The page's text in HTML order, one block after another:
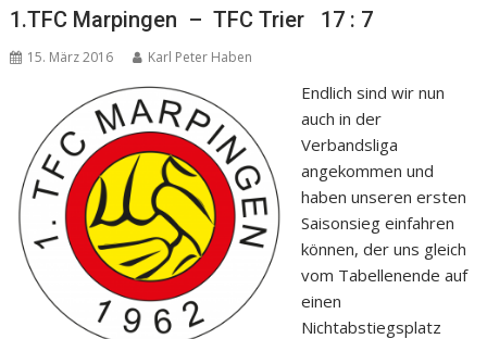
1.TFC Marpingen – TFC Trier 17 : 7
15. März 2016 Karl Peter Haben
Endlich sind wir nun
auch in der
Verbandsliga
angekommen und
haben unseren ersten
Saisonsieg einfahren
können, der uns gleich
vom Tabellenende auf
einen
Nichtabstiegsplatz